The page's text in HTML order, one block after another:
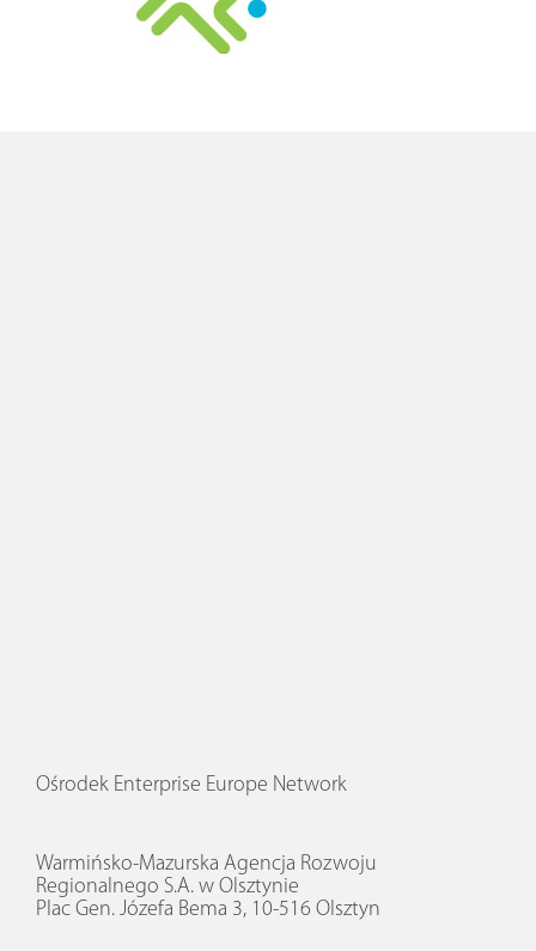
Ośrodek Enterprise Europe Network
Warmińsko-Mazurska Agencja Rozwoju
Regionalnego S.A. w Olsztynie
Plac Gen. Józefa Bema 3, 10-516 Olsztyn